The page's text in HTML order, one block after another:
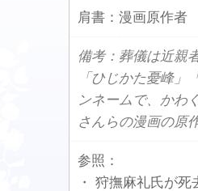
肩書： 漫画原作者
備考：葬儀は近親
「ひじかた憂峰」
ンネームで、かわ
さんらの漫画の原
参照：
・ 狩撫麻礼氏が